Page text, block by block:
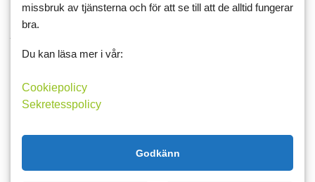
Jag har arbetat hela helgen vädret var så där uppehåll och regn
jag kommer arbeta även idag. Sedan ledig två dagar det kommer
bli skönt. På mina lediga dagar kommer jag ta mina gåstavar på
Läs mer
missbruk av tjänsterna och för att se till att de alltid fungerar
bra.
Du kan läsa mer i vår:
Cookiepolicy
Sekretesspolicy
Godkänn